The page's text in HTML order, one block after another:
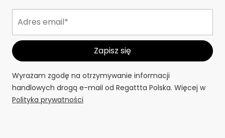
Wyrażam zgodę na otrzymywanie informacji
handlowych drogą e-mail od Regattta Polska. Więcej w
Polityka prywatności